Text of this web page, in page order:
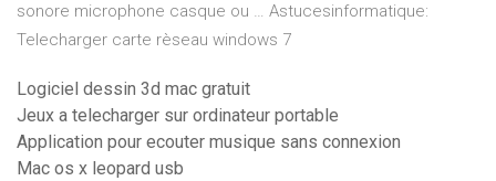
sonore microphone casque ou … Astucesinformatique:
Telecharger carte rèseau windows 7
Logiciel dessin 3d mac gratuit
Jeux a telecharger sur ordinateur portable
Application pour ecouter musique sans connexion
Mac os x leopard usb